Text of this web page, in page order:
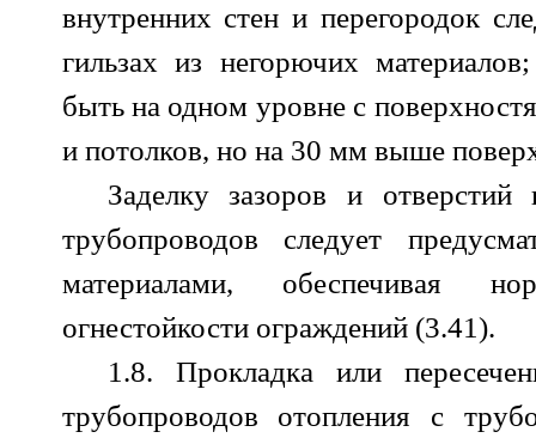
внутренних стен и перегородок
гильзах из негорючих
быть на одном уровне с
и потолков, но на 30 мм выше
Заделку зазоров и отверстий
трубопроводов следует
материалами, обеспечивая
огнестойкости ограждений (3.41).
1.8. Прокладка или
трубопроводов отопления с